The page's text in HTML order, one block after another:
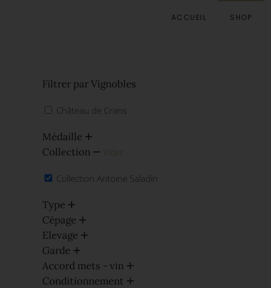
ACCUEIL SHOP
Filtrer par Vignobles
Château de Crans
Médaille
Collection
Vider
Collection Antoine Saladin
Type
Cépage
Elevage
Garde
Accord mets - vin
Conditionnement